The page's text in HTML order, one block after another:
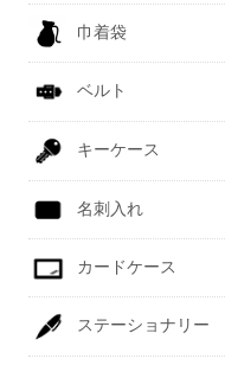
巾着袋
ベルト
キーケース
名刺入れ
カードケース
ステーショナリー